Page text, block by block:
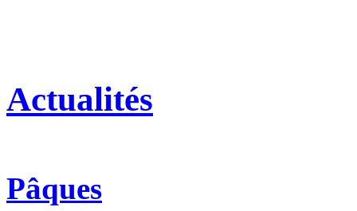
Actualités
Pâques